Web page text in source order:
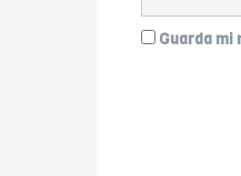
Guarda mi